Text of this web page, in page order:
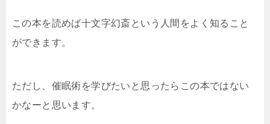
この本を読めば十文字幻斎という人間をよく知ること
ができます。
ただし、催眠術を学びたいと思ったらこの本ではない
かなーと思います。